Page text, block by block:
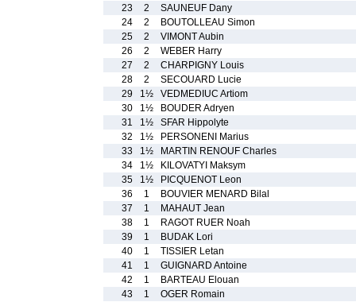
23
2
SAUNEUF Dany
24
2
BOUTOLLEAU Simon
25
2
VIMONT Aubin
26
2
WEBER Harry
27
2
CHARPIGNY Louis
28
2
SECOUARD Lucie
29
1½
VEDMEDIUC Artiom
30
1½
BOUDER Adryen
31
1½
SFAR Hippolyte
32
1½
PERSONENI Marius
33
1½
MARTIN RENOUF Charles
34
1½
KILOVATYI Maksym
35
1½
PICQUENOT Leon
36
1
BOUVIER MENARD Bilal
37
1
MAHAUT Jean
38
1
RAGOT RUER Noah
39
1
BUDAK Lori
40
1
TISSIER Letan
41
1
GUIGNARD Antoine
42
1
BARTEAU Elouan
43
1
OGER Romain